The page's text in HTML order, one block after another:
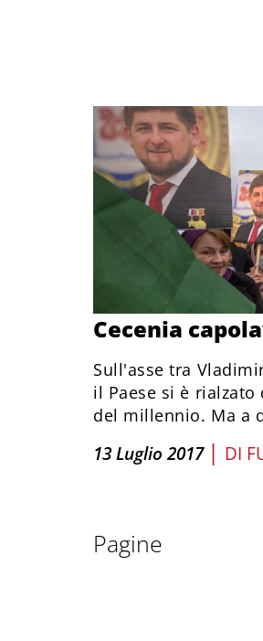
Cecenia
Sull'asse tra
il Paese si è
del millennio. Ma a
13 Luglio 2017 | DI
Pagine